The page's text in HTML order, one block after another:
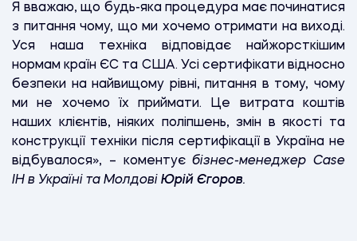
Я вважаю, що будь-яка процедура має починатися
з питання чому, що ми хочемо отримати на виході.
Уся наша техніка відповідає найжорсткішим
нормам країн ЄС та США. Усі сертифікати відносно
безпеки на найвищому рівні, питання в тому, чому
ми не хочемо їх приймати. Це витрата коштів
наших клієнтів, ніяких поліпшень, змін в якості та
конструкції техніки після сертифікації в Україна не
відбувалося», – коментуєбізнес-менеджер Case
IH в Україні та Молдові Юрій Єгоров.